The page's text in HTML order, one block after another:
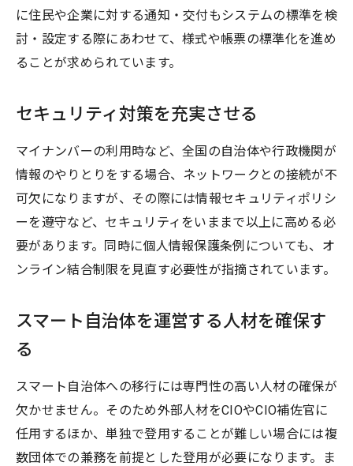
に住民や企業に対する通知・交付もシステムの標準を検
討・設定する際にあわせて、様式や帳票の標準化を進め
ることが求められています。
セキュリティ対策を充実させる
マイナンバーの利用時など、全国の自治体や行政機関が
情報のやりとりをする場合、ネットワークとの接続が不
可欠になりますが、その際には情報セキュリティポリシ
ーを遵守など、セキュリティをいままで以上に高める必
要があります。同時に個人情報保護条例についても、オ
ンライン結合制限を見直す必要性が指摘されています。
スマート自治体を運営する人材を確保す
る
スマート自治体への移行には専門性の高い人材の確保が
欠かせません。そのため外部人材をCIOやCIO補佐官に
任用するほか、単独で登用することが難しい場合には複
数団体での兼務を前提とした登用が必要になります。ま